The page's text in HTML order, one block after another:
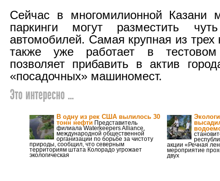
Сейчас в многомилионной Казани
паркинги могут разместить
автомобилей. Самая крупная из трех
также уже работает в
позволяет прибавить в актив
«посадочных» машиномест.
Это интересно ...
В одну из рек США вылилось 30
тонн нефти Представитель
филиала Waterkeepers Alliance,
международной общественной
организации по борьбе за чистоту
природы, сообщил, что северным
территориям штата Колорадо угрожает
экологическая
акции «Речная
мероприятие
двух